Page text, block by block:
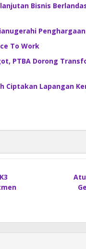
Bisnis
To Work
PTBA Dorong
Ciptakan Lapangan